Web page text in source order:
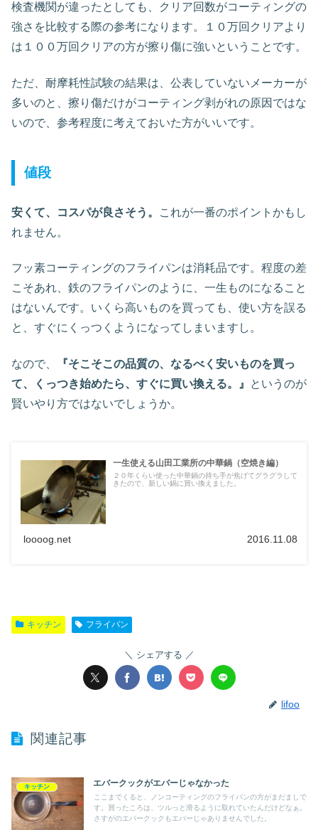
検査機関が違ったとしても、クリア回数がコーティングの
強さを比較する際の参考になります。１０万回クリアより
は１００万回クリアの方が擦り傷に強いということです。
ただ、耐摩耗性試験の結果は、公表していないメーカーが
多いのと、擦り傷だけがコーティング剥がれの原因ではな
いので、参考程度に考えておいた方がいいです。
値段
安くて、コスパが良さそう。
これが一番のポイントかもし
れません。
フッ素コーティングのフライパンは消耗品です。程度の差
こそあれ、鉄のフライパンのように、一生ものになること
はないんです。いくら高いものを買っても、使い方を誤る
と、すぐにくっつくようになってしまいますし。
なので、
『そこそこの品質の、なるべく安いものを買っ
て、くっつき始めたら、すぐに買い換える。』
というのが
賢いやり方ではないでしょうか。
一生使える山田工業所の中華鍋（空焼き編）
２０年くらい使った中華鍋の持ち手が焦げてグラグラして
きたので、新しい鍋に買い換えました。
loooog.net 2016.11.08
キッチン フライパン
シェアする
lifoo
関連記事
キッチン エバークックがエバーじゃなかった
ここまでくると、ノンコーティングのフライパンの方がまだましで
す。買ったころは、ツルっと滑るように取れていたんだけどなぁ。
さすがのエバークックもエバーじゃありませんでした。